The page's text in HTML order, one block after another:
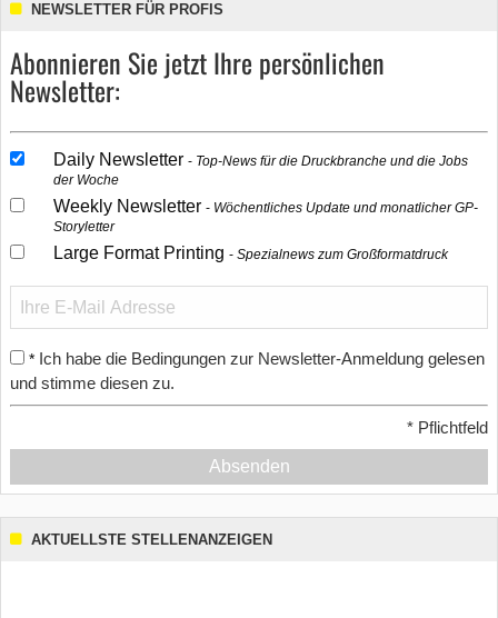
NEWSLETTER FÜR PROFIS
Abonnieren Sie jetzt Ihre persönlichen
Newsletter:
Daily Newsletter
Top-News für die Druckbranche und die Jobs
der Woche
Weekly Newsletter
Wöchentliches Update und monatlicher GP-
Storyletter
Large Format Printing Spezialnews zum Großformatdruck
* Ich habe die Bedingungen zur Newsletter-Anmeldung gelesen
und stimme diesen zu.
* Pflichtfeld
Absenden
AKTUELLSTE STELLENANZEIGEN